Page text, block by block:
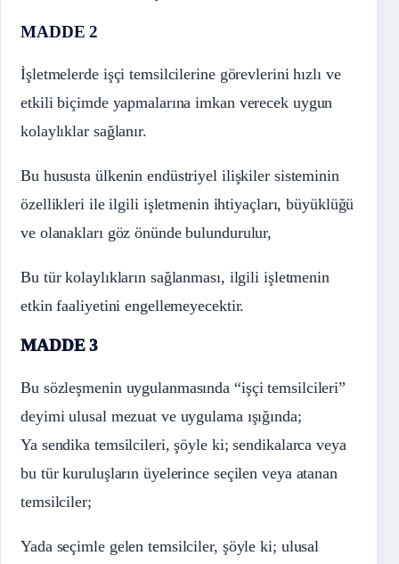
MADDE 2
İşletmelerde işçi temsilcilerine görevlerini hızlı ve
etkili biçimde yapmalarına imkan verecek uygun
kolaylıklar sağlanır.
Bu hususta ülkenin endüstriyel ilişkiler sisteminin
özellikleri ile ilgili işletmenin ihtiyaçları, büyüklüğü
ve olanakları göz önünde bulundurulur,
Bu tür kolaylıkların sağlanması, ilgili işletmenin
etkin faaliyetini engellemeyecektir.
MADDE 3
Bu sözleşmenin uygulanmasında “işçi temsilcileri”
deyimi ulusal mezuat ve uygulama ışığında;
Ya sendika temsilcileri, şöyle ki; sendikalarca veya
bu tür kuruluşların üyelerince seçilen veya atanan
temsilciler;
Yada seçimle gelen temsilciler, şöyle ki; ulusal